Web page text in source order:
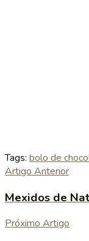
Tags: bolo de
Artigo Anterior
Mexidos de
Próximo Artigo